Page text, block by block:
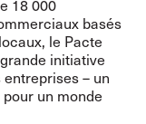
18 000
basés
le Pacte
initiative
– un
un monde